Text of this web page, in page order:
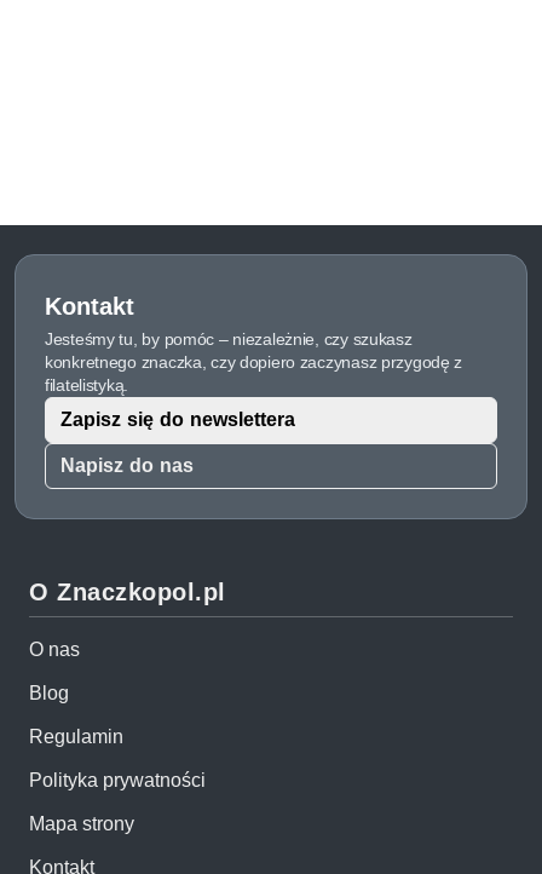
Kontakt
Jesteśmy tu, by pomóc – niezależnie, czy szukasz
konkretnego znaczka, czy dopiero zaczynasz przygodę z
filatelistyką.
Napisz do nas
Zapisz się do newslettera
O Znaczkopol.pl
O nas
Blog
Regulamin
Polityka prywatności
Mapa strony
Kontakt